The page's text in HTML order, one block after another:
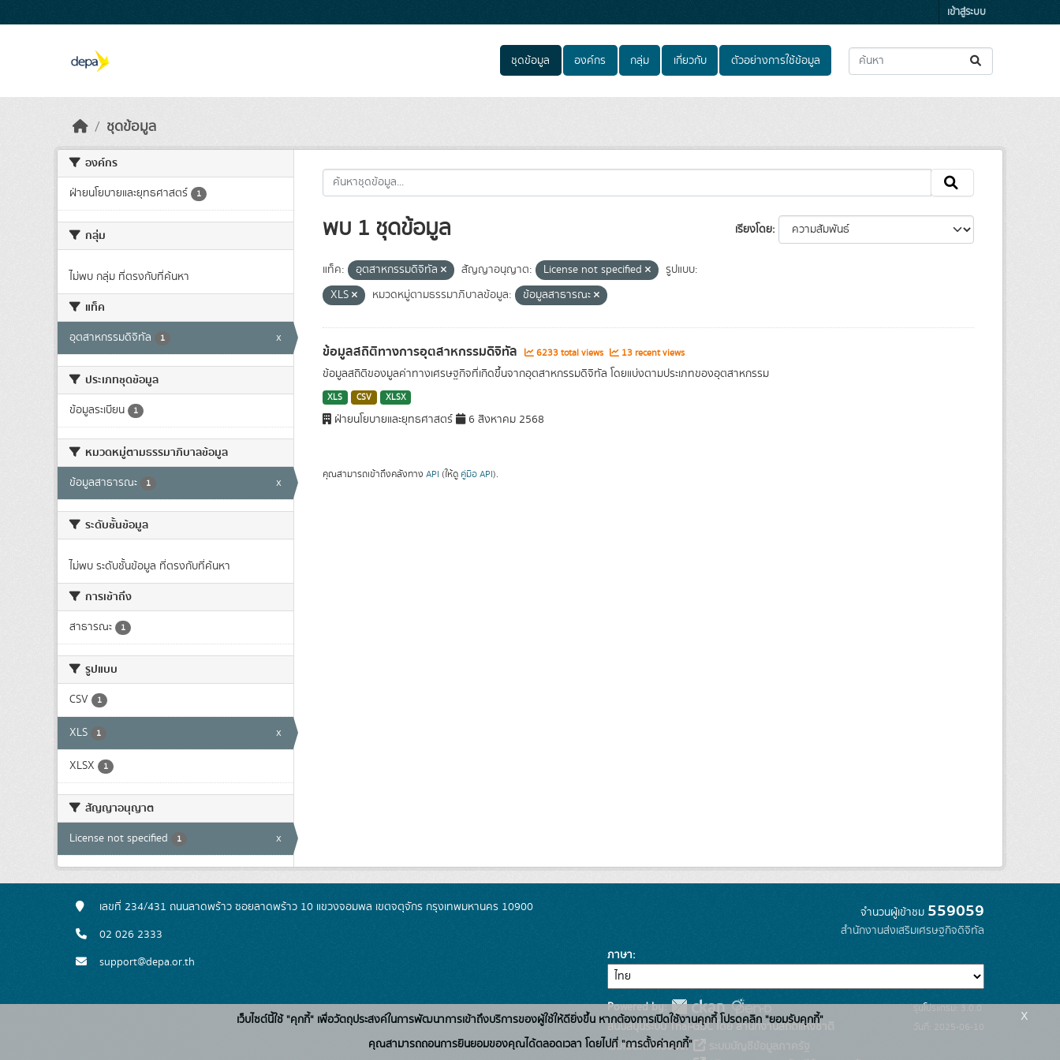
เข้าสู่ระบบ
ชุดข้อมูล องค์กร กลุ่ม เกี่ยวกับ ตัวอย่างการใช้ข้อมูล
ชุดข้อมูล
องค์กร
ฝ่ายนโยบายและยุทธศาสตร์ 1
กลุ่ม
ไม่พบ กลุ่ม ที่ตรงกับที่ค้นหา
แท็ค
อุตสาหกรรมดิจิทัล 1 x
ประเภทชุดข้อมูล
ข้อมูลระเบียน 1
หมวดหมู่ตามธรรมาภิบาลข้อมูล
ข้อมูลสาธารณะ 1 x
ระดับชั้นข้อมูล
ไม่พบ ระดับชั้นข้อมูล ที่ตรงกับที่ค้นหา
การเข้าถึง
สาธารณะ 1
รูปแบบ
CSV 1
XLS 1 x
XLSX 1
สัญญาอนุญาต
License not specified 1 x
เรียงโดย
พบ 1 ชุดข้อมูล
แท็ค: อุตสาหกรรมดิจิทัล สัญญาอนุญาต: License not specified
รูปแบบ:
XLS
หมวดหมู่ตามธรรมาภิบาลข้อมูล: ข้อมูลสาธารณะ
ข้อมูลสถิติทางการอุตสาหกรรมดิจิทัล 6233 total views 13 recent views
ข้อมูลสถิติของมูลค่าทางเศรษฐกิจที่เกิดขึ้นจากอุตสาหกรรมดิจิทัล โดยแบ่งตามประเภทของอุตสาหกรรม
XLS CSV XLSX
ฝ่ายนโยบายและยุทธศาสตร์ 6 สิงหาคม 2568
คุณสามารถเข้าถึงคลังทาง API (ให้ดู คู่มือ API).
เลขที่ 234/431 ถนนลาดพร้าว ซอยลาดพร้าว 10 แขวงจอมพล เขตจตุจักร กรุงเทพมหานคร 10900
02 026 2333
support@depa.or.th
จำนวนผู้เข้าชม 559059
สำนักงานส่งเสริมเศรษฐกิจดิจิทัล
ภาษา
Powered by:
สนับสนุนระบบ Thai-GDC โดย สำนักงานสถิติแห่งชาติ
เว็บไซต์ที่เกี่ยวข้อง:
รุ่นโปรแกรม: 3.0.0
วันที่: 2025-06-10
เว็บไซต์นี้ใช้ "คุกกี้" เพื่อวัตถุประสงค์ในการพัฒนาการเข้าถึงบริการของผู้ใช้ให้ดียิ่งขึ้น หากต้องการเปิดใช้งานคุกกี้ โปรดคลิก "ยอมรับคุกกี้"
คุณสามารถถอนการยินยอมของคุณได้ตลอดเวลา โดยไปที่ "การตั้งค่าคุกกี้"
x